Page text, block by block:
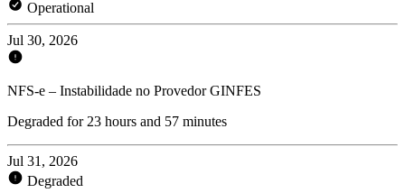
Operational
Jul 30, 2026
NFS-e – Instabilidade no Provedor GINFES
Degraded for 23 hours and 57 minutes
Jul 31, 2026
Degraded